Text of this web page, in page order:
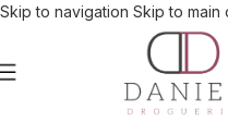
Skip to navigation Skip to main